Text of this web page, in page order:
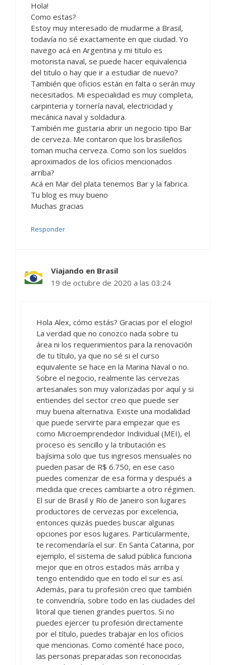
Hola!
Como estas?
Estoy muy interesado de mudarme a Brasil,
todavía no sé exactamente en que ciudad. Yo
navego acá en Argentina y mi titulo es
motorista naval, se puede hacer equivalencia
del titulo o hay que ir a estudiar de nuevo?
También que oficios están en falta o serán muy
necesitados. Mi especialidad es muy completa,
carpinteria y tornería naval, electricidad y
mecánica naval y soldadura.
También me gustaria abrir un negocio tipo Bar
de cerveza. Me contaron que los brasileños
toman mucha cerveza. Como son los sueldos
aproximados de los oficios mencionados
arriba?
Acá en Mar del plata tenemos Bar y la fabrica.
Tu blog es muy bueno
Muchas gracias
Responder
Viajando en Brasil
19 de octubre de 2020 a las 03:24
Hola Alex, cómo estás? Gracias por el elogio!
La verdad que no conozco nada sobre tu
área ni los requerimientos para la renovación
de tu título, ya que no sé si el curso
equivalente se hace en la Marina Naval o no.
Sobre el negocio, realmente las cervezas
artesanales son muy valorizadas por aquí y si
entiendes del sector creo que puede ser
muy buena alternativa. Existe una modalidad
que puede servirte para empezar que es
como Microemprendedor Individual (MEI), el
proceso es sencillo y la tributación es
bajísima solo que tus ingresos mensuales no
pueden pasar de R$ 6.750, en ese caso
puedes comenzar de esa forma y después a
medida que creces cambiarte a otro régimen.
El sur de Brasil y Río de Janeiro son lugares
productores de cervezas por excelencia,
entonces quizás puedes buscar algunas
opciones por esos lugares. Particularmente,
te recomendaría el sur. En Santa Catarina, por
ejemplo, el sistema de salud pública funciona
mejor que en otros estados más arriba y
tengo entendido que en todo el sur es así.
Además, para tu profesión creo que también
te convendría, sobre todo en las ciudades del
litoral que tienen grandes puertos. Si no
puedes ejercer tu profesión directamente
por el título, puedes trabajar en los oficios
que mencionas. Como comenté hace poco,
las personas preparadas son reconocidas